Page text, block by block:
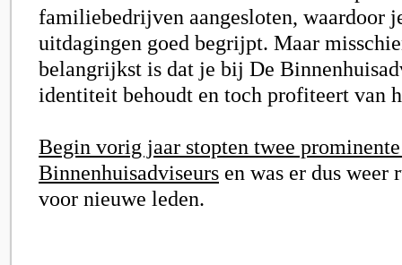
familiebedrijven aangesloten, waardoor
uitdagingen goed begrijpt. Maar
belangrijkst is dat je bij De
identiteit behoudt en toch profiteert van
Begin vorig jaar stopten twee
Binnenhuisadviseurs en was er dus weer
voor nieuwe leden.